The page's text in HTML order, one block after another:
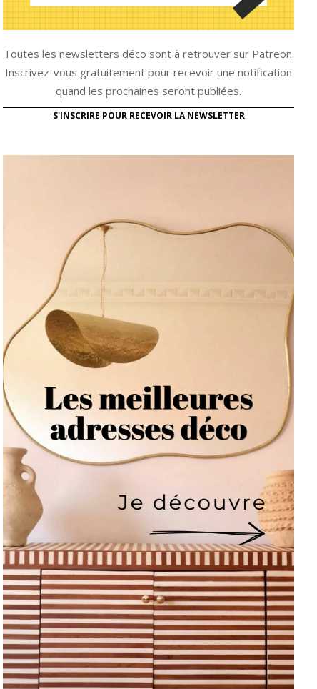
Toutes les newsletters déco sont à retrouver sur Patreon.
Inscrivez-vous gratuitement pour recevoir une notification
quand les prochaines seront publiées.
S'INSCRIRE POUR RECEVOIR LA NEWSLETTER